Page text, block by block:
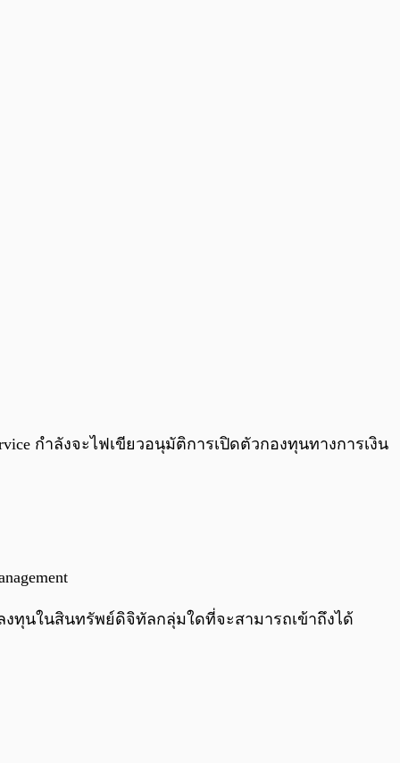
กำลังจะไฟเขียวอนุมัติการเปิดตัวกองทุนทางการเงิน
ทุนในสินทรัพย์ดิจิทัลกลุ่มใดที่จะสามารถเข้าถึงได้